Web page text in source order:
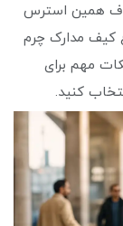
همین استرس
کیف مدارک چرم
مهم برای
کنید.